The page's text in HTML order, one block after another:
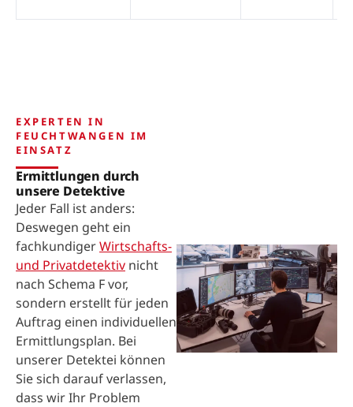
EXPERTEN IN
FEUCHTWANGEN IM
EINSATZ
Ermittlungen durch
unsere Detektive
Jeder Fall ist anders:
Deswegen geht ein
fachkundigerWirtschafts-
und Privatdetektiv nicht
nach Schema F vor,
sondern erstellt für jeden
Auftrag einen individuellen
Ermittlungsplan. Bei
unserer Detektei können
Sie sich darauf verlassen,
dass wir Ihr Problem